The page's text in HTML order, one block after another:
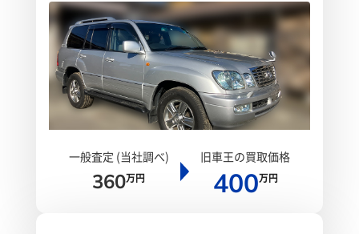
一般査定 (当社調べ)
360万円
旧車王の買取価格
400万円